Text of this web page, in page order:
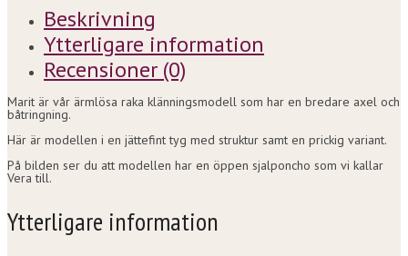
Beskrivning
Ytterligare information
Recensioner (0)
Marit är vår ärmlösa raka klänningsmodell som har en bredare axel och
båtringning.
Här är modellen i en jättefint tyg med struktur samt en prickig variant.
På bilden ser du att modellen har en öppen sjalponcho som vi kallar
Vera till.
Ytterligare information